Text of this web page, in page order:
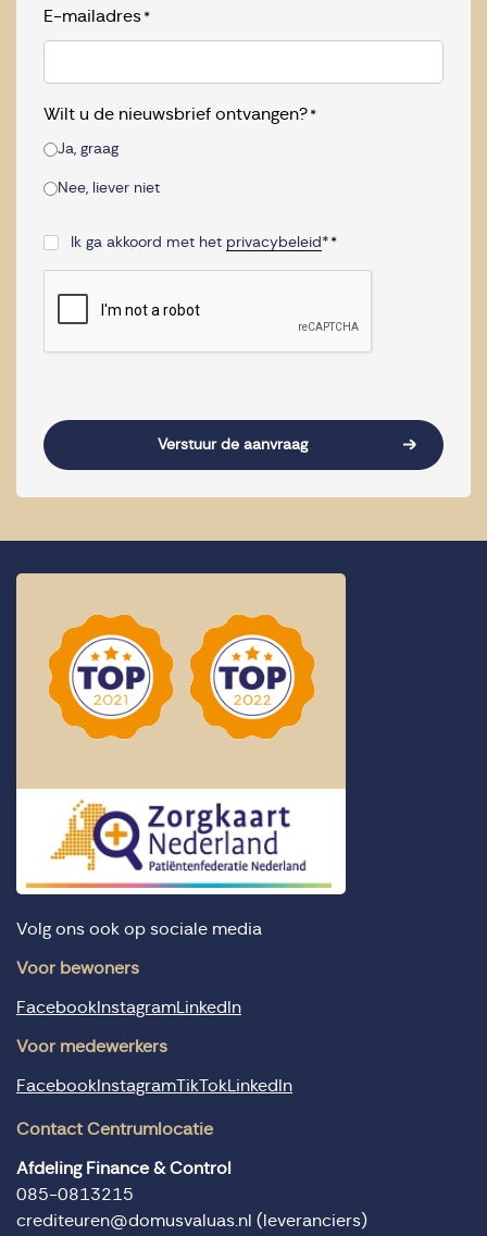
E-mailadres *
Wilt u de nieuwsbrief ontvangen? *
Ja, graag
Nee, liever niet
Consent*
Ik ga akkoord met het privacybeleid * *
Verstuur de aanvraag
Volg ons ook op sociale media
Voor bewoners
FacebookInstagramLinkedIn
Voor medewerkers
FacebookInstagramTikTokLinkedIn
Contact Centrumlocatie
Afdeling Finance & Control
085-0813215
crediteuren@domusvaluas.nl (leveranciers)